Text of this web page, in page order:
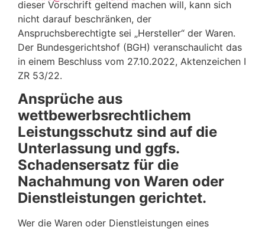
dieser Vorschrift geltend machen will, kann sich
nicht darauf beschränken, der
Anspruchsberechtigte sei „Hersteller“ der Waren.
Der Bundesgerichtshof (BGH) veranschaulicht das
in einem Beschluss vom 27.10.2022, Aktenzeichen I
ZR 53/22.
Ansprüche aus
wettbewerbsrechtlichem
Leistungsschutz sind auf die
Unterlassung und ggfs.
Schadensersatz für die
Nachahmung von Waren oder
Dienstleistungen gerichtet.
Wer die Waren oder Dienstleistungen eines